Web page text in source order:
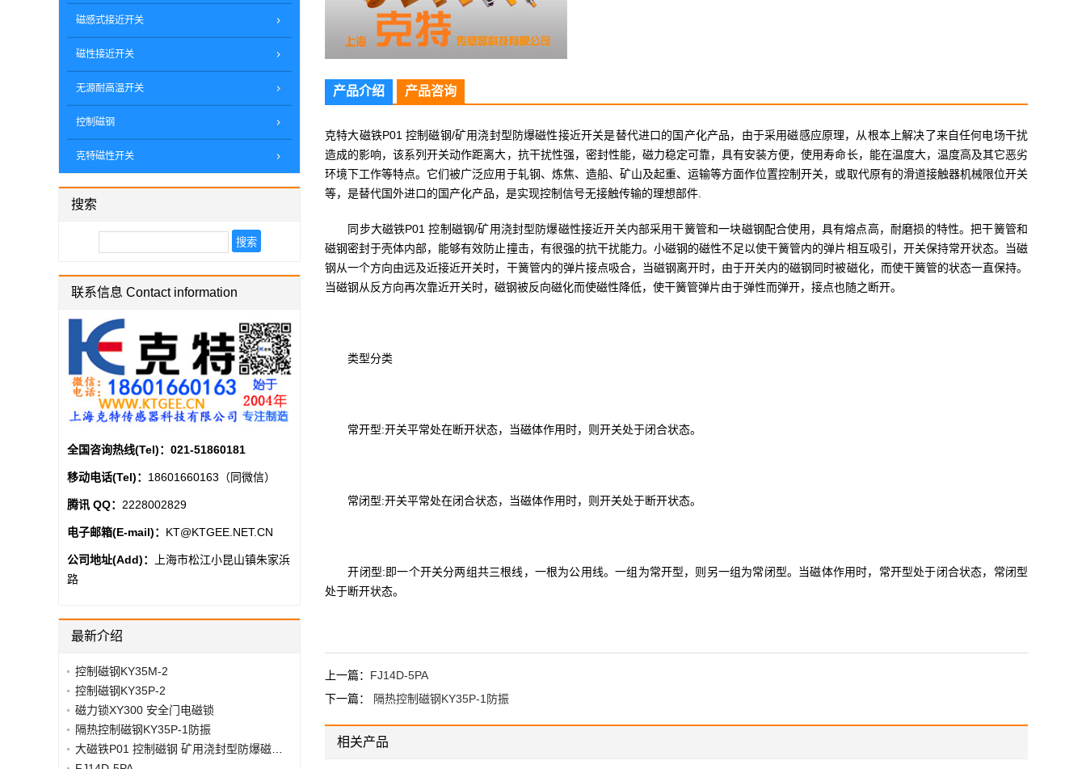
产品介绍 产品咨询
克特大磁铁P01 控制磁钢/矿用浇封型防爆磁性接近开关是替代进口的国产化产品，由于采用磁感应原理，从根本上解决了来自任何电场干扰
造成的影响，该系列开关动作距离大，抗干扰性强，密封性能，磁力稳定可靠，具有安装方便，使用寿命长，能在温度大，温度高及其它恶劣
环境下工作等特点。它们被广泛应用于轧钢、炼焦、造船、矿山及起重、运输等方面作位置控制开关，或取代原有的滑道接触器机械限位开关
等，是替代国外进口的国产化产品，是实现控制信号无接触传输的理想部件.
同步大磁铁P01 控制磁钢/矿用浇封型防爆磁性接近开关内部采用干簧管和一块磁钢配合使用，具有熔点高，耐磨损的特性。把干簧管和
磁钢密封于壳体内部，能够有效防止撞击，有很强的抗干扰能力。小磁钢的磁性不足以使干簧管内的弹片相互吸引，开关保持常开状态。当磁
钢从一个方向由远及近接近开关时，干簧管内的弹片接点吸合，当磁钢离开时，由于开关内的磁钢同时被磁化，而使干簧管的状态一直保持。
当磁钢从反方向再次靠近开关时，磁钢被反向磁化而使磁性降低，使干簧管弹片由于弹性而弹开，接点也随之断开。
类型分类
常开型:开关平常处在断开状态，当磁体作用时，则开关处于闭合状态。
常闭型:开关平常处在闭合状态，当磁体作用时，则开关处于断开状态。
开闭型:即一个开关分两组共三根线，一根为公用线。一组为常开型，则另一组为常闭型。当磁体作用时，常开型处于闭合状态，常闭型
处于断开状态。
上一篇： FJ14D-5PA
下一篇：
隔热控制磁钢KY35P-1防振
相关产品
磁感式接近开关
磁性接近开关
无源耐高温开关
控制磁钢
克特磁性开关
搜索
联系信息 Contact information
全国咨询热线(Tel)： 021-51860181
移动电话(Tel)： 18601660163（同微信）
腾讯 QQ： 2228002829
电子邮箱(E-mail)： KT@KTGEE.NET.CN
公司地址(Add)：
上海市松江小昆山镇朱家浜
路
最新介绍
控制磁钢KY35M-2
控制磁钢KY35P-2
磁力锁XY300 安全门电磁锁
隔热控制磁钢KY35P-1防振